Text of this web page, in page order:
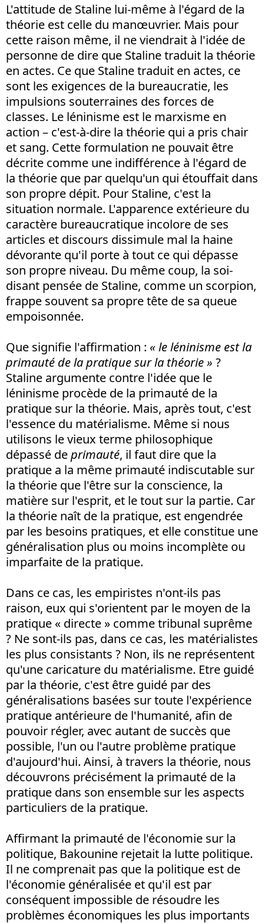
L'attitude de Staline lui-même à l'égard de la
théorie est celle du manœuvrier. Mais pour
cette raison même, il ne viendrait à l'idée de
personne de dire que Staline traduit la théorie
en actes. Ce que Staline traduit en actes, ce
sont les exigences de la bureaucratie, les
impulsions souterraines des forces de
classes. Le léninisme est le marxisme en
action – c'est-à-dire la théorie qui a pris chair
et sang. Cette formulation ne pouvait être
décrite comme une indifférence à l'égard de
la théorie que par quelqu'un qui étouffait dans
son propre dépit. Pour Staline, c'est la
situation normale. L'apparence extérieure du
caractère bureaucratique incolore de ses
articles et discours dissimule mal la haine
dévorante qu'il porte à tout ce qui dépasse
son propre niveau. Du même coup, la soi-
disant pensée de Staline, comme un scorpion,
frappe souvent sa propre tête de sa queue
empoisonnée.
Que signifie l'affirmation : « le léninisme est la
primauté de la pratique sur la théorie » ?
Staline argumente contre l'idée que le
léninisme procède de la primauté de la
pratique sur la théorie. Mais, après tout, c'est
l'essence du matérialisme. Même si nous
utilisons le vieux terme philosophique
dépassé deprimauté, il faut dire que la
pratique a la même primauté indiscutable sur
la théorie que l'être sur la conscience, la
matière sur l'esprit, et le tout sur la partie. Car
la théorie naît de la pratique, est engendrée
par les besoins pratiques, et elle constitue une
généralisation plus ou moins incomplète ou
imparfaite de la pratique.
Dans ce cas, les empiristes n'ont-ils pas
raison, eux qui s'orientent par le moyen de la
pratique « directe » comme tribunal suprême
? Ne sont-ils pas, dans ce cas, les matérialistes
les plus consistants ? Non, ils ne représentent
qu'une caricature du matérialisme. Etre guidé
par la théorie, c'est être guidé par des
généralisations basées sur toute l'expérience
pratique antérieure de l'humanité, afin de
pouvoir régler, avec autant de succès que
possible, l'un ou l'autre problème pratique
d'aujourd'hui. Ainsi, à travers la théorie, nous
découvrons précisément la primauté de la
pratique dans son ensemble sur les aspects
particuliers de la pratique.
Affirmant la primauté de l'économie sur la
politique, Bakounine rejetait la lutte politique.
Il ne comprenait pas que la politique est de
l'économie généralisée et qu'il est par
conséquent impossible de résoudre les
problèmes économiques les plus importants